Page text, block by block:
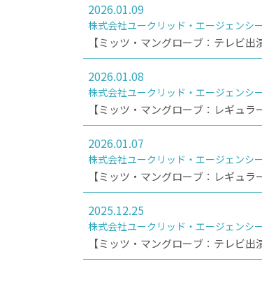
2026.01.09
株式会社ユークリッド・エージェンシ
【ミッツ・マングローブ：テレビ
2026.01.08
株式会社ユークリッド・エージェンシ
【ミッツ・マングローブ：レギュ
2026.01.07
株式会社ユークリッド・エージェンシ
【ミッツ・マングローブ：レギュ
2025.12.25
株式会社ユークリッド・エージェンシ
【ミッツ・マングローブ：テレビ